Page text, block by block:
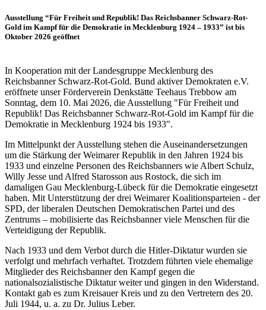
Ausstellung “Für Freiheit und Republik! Das Reichsbanner Schwarz-Rot-
Gold im Kampf für die Demokratie in Mecklenburg 1924 – 1933” ist bis
Oktober 2026 geöffnet
In Kooperation mit der Landesgruppe Mecklenburg des
Reichsbanner Schwarz-Rot-Gold. Bund aktiver Demokraten e.V.
eröffnete unser Förderverein Denkstätte Teehaus Trebbow am
Sonntag, dem 10. Mai 2026, die Ausstellung "Für Freiheit und
Republik! Das Reichsbanner Schwarz-Rot-Gold im Kampf für die
Demokratie in Mecklenburg 1924 bis 1933".
Im Mittelpunkt der Ausstellung stehen die Auseinandersetzungen
um die Stärkung der Weimarer Republik in den Jahren 1924 bis
1933 und einzelne Personen des Reichsbanners wie Albert Schulz,
Willy Jesse und Alfred Starosson aus Rostock, die sich im
damaligen Gau Mecklenburg-Lübeck für die Demokratie eingesetzt
haben. Mit Unterstützung der drei Weimarer Koalitionsparteien - der
SPD, der liberalen Deutschen Demokratischen Partei und des
Zentrums – mobilisierte das Reichsbanner viele Menschen für die
Verteidigung der Republik.
Nach 1933 und dem Verbot durch die Hitler-Diktatur wurden sie
verfolgt und mehrfach verhaftet. Trotzdem führten viele ehemalige
Mitglieder des Reichsbanner den Kampf gegen die
nationalsozialistische Diktatur weiter und gingen in den Widerstand.
Kontakt gab es zum Kreisauer Kreis und zu den Vertretern des 20.
Juli 1944, u. a. zu Dr. Julius Leber.